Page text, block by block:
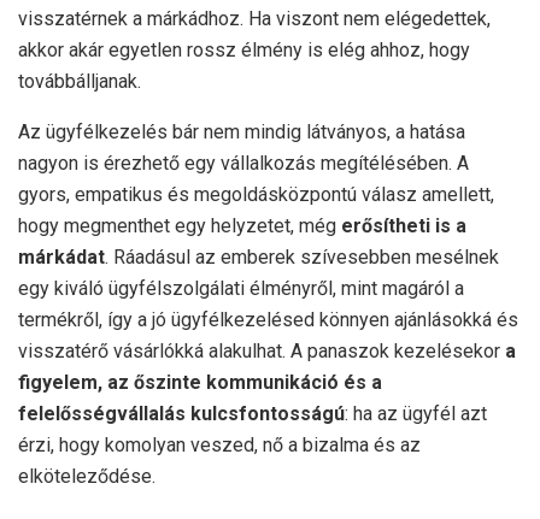
visszatérnek a márkádhoz. Ha viszont nem elégedettek,
akkor akár egyetlen rossz élmény is elég ahhoz, hogy
továbbálljanak.
Az ügyfélkezelés bár nem mindig látványos, a hatása
nagyon is érezhető egy vállalkozás megítélésében. A
gyors, empatikus és megoldásközpontú válasz amellett,
hogy megmenthet egy helyzetet, még erősítheti is a
márkádat. Ráadásul az emberek szívesebben mesélnek
egy kiváló ügyfélszolgálati élményről, mint magáról a
termékről, így a jó ügyfélkezelésed könnyen ajánlásokká és
visszatérő vásárlókká alakulhat. A panaszok kezelésekor a
figyelem, az őszinte kommunikáció és a
felelősségvállalás kulcsfontosságú: ha az ügyfél azt
érzi, hogy komolyan veszed, nő a bizalma és az
elköteleződése.